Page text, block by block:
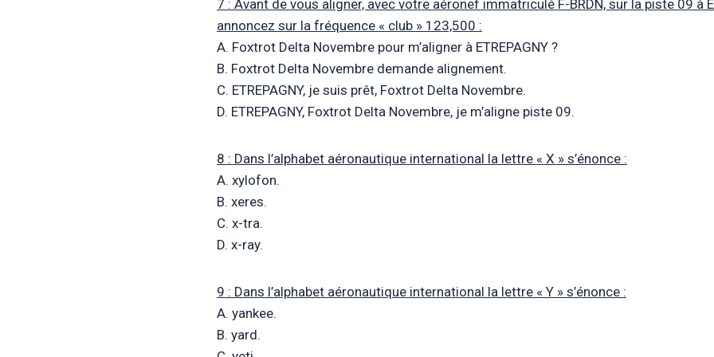
7 : Avant de vous aligner, avec votre aéronef immatriculé F-BRDN, sur la piste 09 à
annoncez sur la fréquence « club » 123,500 :
A. Foxtrot Delta Novembre pour m’aligner à ETREPAGNY ?
B. Foxtrot Delta Novembre demande alignement.
C. ETREPAGNY, je suis prêt, Foxtrot Delta Novembre.
D. ETREPAGNY, Foxtrot Delta Novembre, je m’aligne piste 09.
8 : Dans l’alphabet aéronautique international la lettre « X » s’énonce :
A. xylofon.
B. xeres.
C. x-tra.
D. x-ray.
9 : Dans l’alphabet aéronautique international la lettre « Y » s’énonce :
A. yankee.
B. yard.